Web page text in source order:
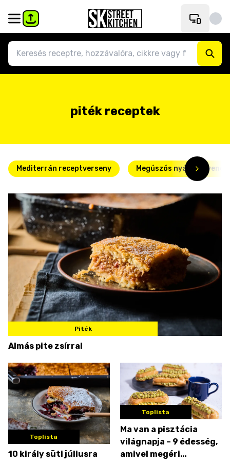
piték receptek
Mediterrán receptverseny Megúszós nyári
Piték
Almás pite zsírral
Toplista
10 király süti júliusra
Toplista
Ma van a pisztácia
világnapja – 9 édesség,
amivel megéri